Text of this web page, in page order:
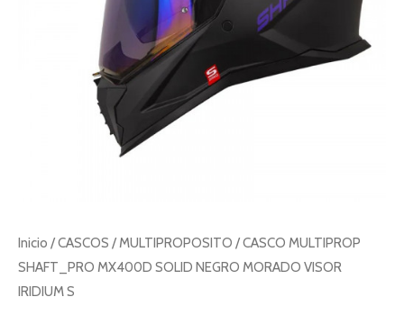
Inicio /CASCOS /MULTIPROPOSITO / CASCO MULTIPROP
SHAFT_PRO MX400D SOLID NEGRO MORADO VISOR
IRIDIUM S